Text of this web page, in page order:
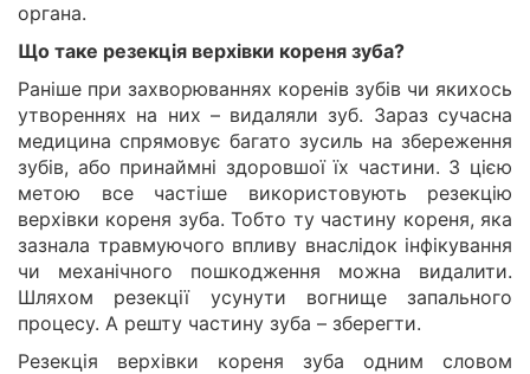
органа.
Що таке резекція верхівки кореня зуба?
Раніше при захворюваннях коренів зубів чи якихось
утвореннях на них – видаляли зуб. Зараз сучасна
медицина спрямовує багато зусиль на збереження
зубів, або принаймні здоровшої їх частини. З цією
метою все частіше використовують резекцію
верхівки кореня зуба. Тобто ту частину кореня, яка
зазнала травмуючого впливу внаслідок інфікування
чи механічного пошкодження можна видалити.
Шляхом резекції усунути вогнище запального
процесу. А решту частину зуба – зберегти.
Резекція верхівки кореня зуба одним словом